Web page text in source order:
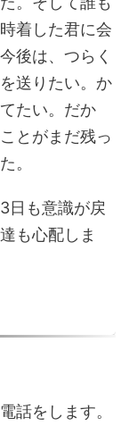
着した君に会
後は、つらく
送りたい。か
たい。だか
とがまだ残っ
。
日も意識が戻
も心配しま
話をします。